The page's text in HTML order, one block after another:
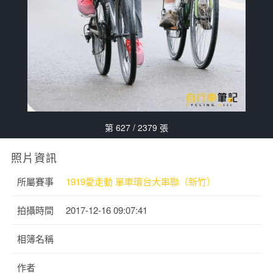
第 627 / 2379 張
照片資訊
所屬賽事 1919愛走動 單車環台大串聯（新竹）
拍攝時間 2017-12-16 09:07:41
相簿名稱
作者